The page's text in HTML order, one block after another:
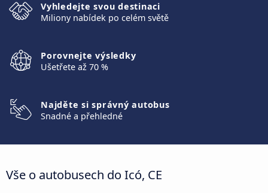
Vyhledejte svou destinaci
Miliony nabídek po celém světě
Porovnejte výsledky
Ušetřete až 70 %
Najděte si správný autobus
Snadné a přehledné
Vše o autobusech do Icó, CE